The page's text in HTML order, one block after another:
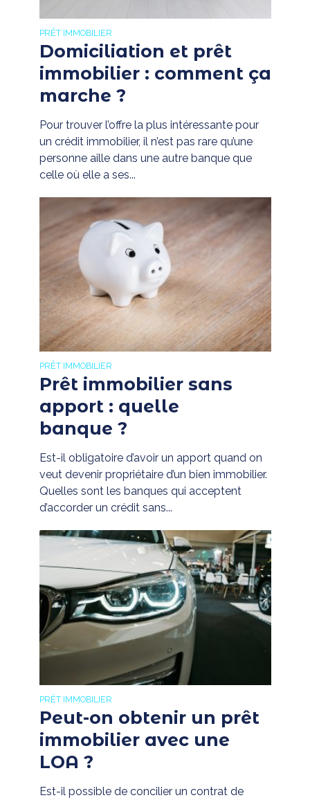
PRÊT IMMOBILIER
Domiciliation et prêt
immobilier : comment ça
marche ?
Pour trouver l’offre la plus intéressante pour
un crédit immobilier, il n’est pas rare qu’une
personne aille dans une autre banque que
celle où elle a ses...
PRÊT IMMOBILIER
Prêt immobilier sans
apport : quelle
banque ?
Est-il obligatoire d’avoir un apport quand on
veut devenir propriétaire d’un bien immobilier.
Quelles sont les banques qui acceptent
d’accorder un crédit sans...
PRÊT IMMOBILIER
Peut-on obtenir un prêt
immobilier avec une
LOA ?
Est-il possible de concilier un contrat de